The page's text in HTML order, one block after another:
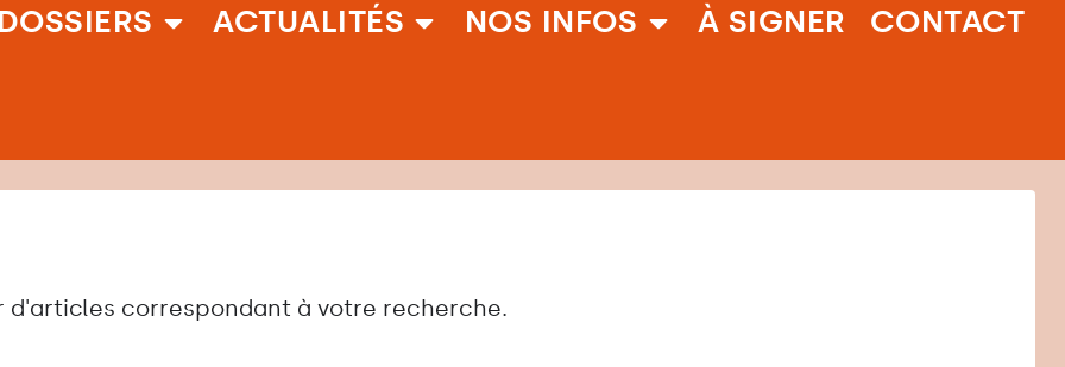
ACTUALITÉS NOS INFOS À SIGNER CONTACT
d'articles correspondant à votre recherche.